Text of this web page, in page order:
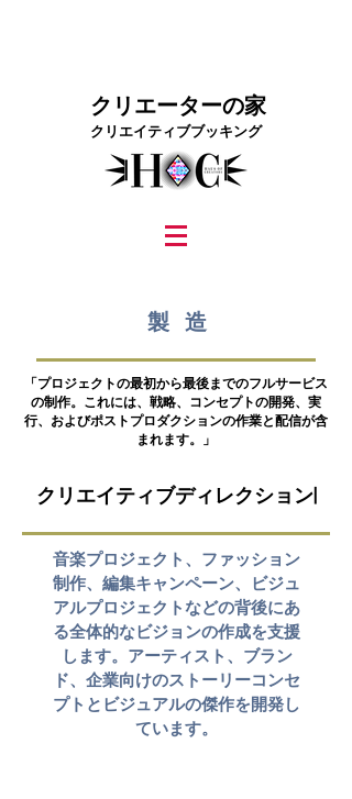
クリエーターの家
クリエイティブブッキング
graphic design, marketing, digital marketing
how to get signed to a record deal
製造
「プロジェクトの最初から最後までのフルサービス
の制作。これには、戦略、コンセプトの開発、実
行、およびポストプロダクションの作業と配信が含
まれます。」
クリエイティブディレクション|
音楽プロジェクト、ファッション
制作、編集キャンペーン、ビジュ
アルプロジェクトなどの背後にあ
る全体的なビジョンの作成を支援
します。アーティスト、ブラン
ド、企業向けのストーリーコンセ
プトとビジュアルの傑作を開発し
ています。